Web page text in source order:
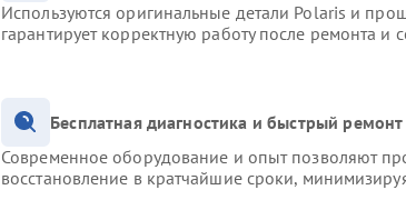
Используются оригинальные детали Polaris и
гарантирует корректную работу после ремонта и
Бесплатная диагностика и быстрый ремонт
Современное оборудование и опыт позволяют
восстановление в кратчайшие сроки,